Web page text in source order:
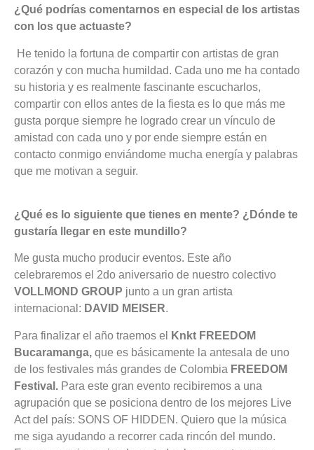
¿Qué podrías comentarnos en especial de los artistas
con los que actuaste?
He tenido la fortuna de compartir con artistas de gran
corazón y con mucha humildad. Cada uno me ha contado
su historia y es realmente fascinante escucharlos,
compartir con ellos antes de la fiesta es lo que más me
gusta porque siempre he logrado crear un vínculo de
amistad con cada uno y por ende siempre están en
contacto conmigo enviándome mucha energía y palabras
que me motivan a seguir.
¿Qué es lo siguiente que tienes en mente? ¿Dónde te
gustaría llegar en este mundillo?
Me gusta mucho producir eventos. Este año
celebraremos el 2do aniversario de nuestro colectivo
VOLLMOND GROUP junto a un gran artista
internacional: DAVID MEISER.
Para finalizar el año traemos el
Knkt FREEDOM
Bucaramanga, que es básicamente la antesala de uno
de los festivales más grandes de Colombia FREEDOM
Festival. Para este gran evento recibiremos a una
agrupación que se posiciona dentro de los mejores Live
Act del país: SONS OF HIDDEN. Quiero que la música
me siga ayudando a recorrer cada rincón del mundo.